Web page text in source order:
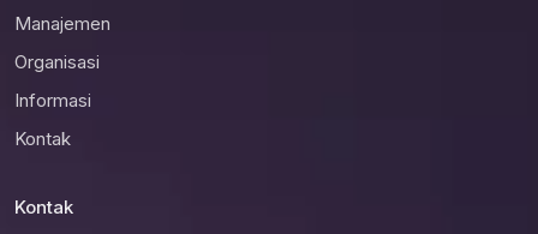
Manajemen
Organisasi
Informasi
Kontak
Kontak